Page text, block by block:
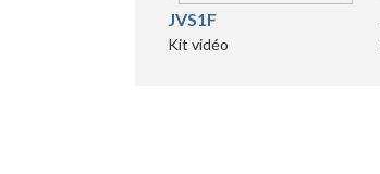
JVS1F
Kit vidéo